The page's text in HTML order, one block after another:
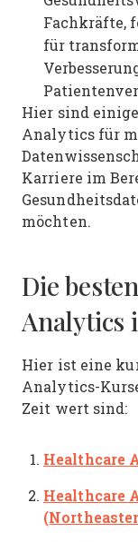
Fachkräfte,
für
Hier sind
Analytics für
Karriere im
möchten.
Die
Analytics
Hier ist eine
Analytics-
Zeit wert sind:
Healthcare
Healthcare